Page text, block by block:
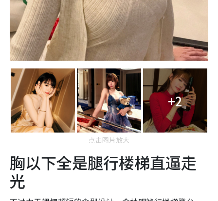
+2
点击图片放大
胸以下全是腿行楼梯直逼走
光